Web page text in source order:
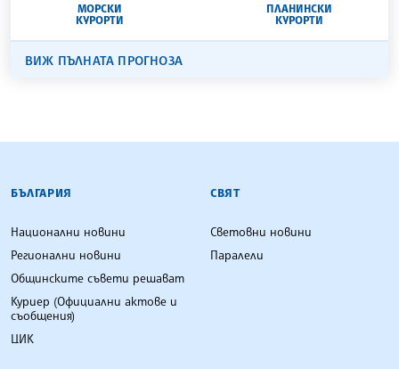
МОРСКИ
КУРОРТИ
ПЛАНИНСКИ
КУРОРТИ
ВИЖ ПЪЛНАТА ПРОГНОЗА
БЪЛГАРСКА ТЕЛЕГРАФНА АГЕНЦИЯ
БЪЛГАРИЯ
Национални новини
Регионални новини
Общинските съвети решават
Куриер (Официални актове и
съобщения)
ЦИК
СВЯТ
Световни новини
Паралели